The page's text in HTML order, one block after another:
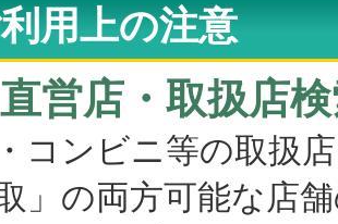
用上の注意
直営店・取扱店
コンビニ等の取扱
」の両方可能な店